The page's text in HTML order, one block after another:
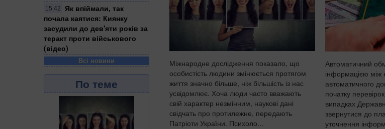
15:42
Як впіймали, так
почала каятися: Киянку
засудили до дев'яти років за
теракт проти військового
(відео)
Всі новини
По теме
Міжнародне дослідження показало, що
особистість людини змінюється протягом
життя значно більше, ніж більшість із нас
усвідомлює. Хоча люди часто вважають
свій характер незмінним, наукові дані
свідчать про протилежне, передають
Патріоти України. Психоло...
Автоматичний
інформацією між
автоматичного
початку
випадках
звернутися до
уточнення